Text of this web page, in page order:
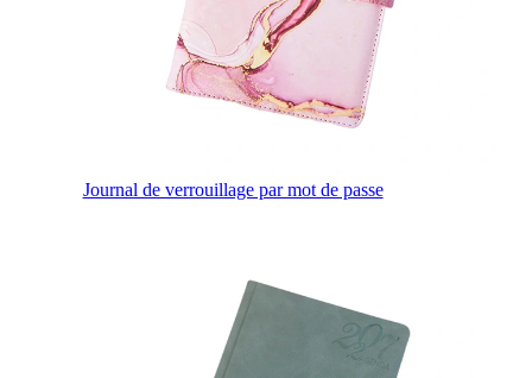
Journal de verrouillage par mot de passe